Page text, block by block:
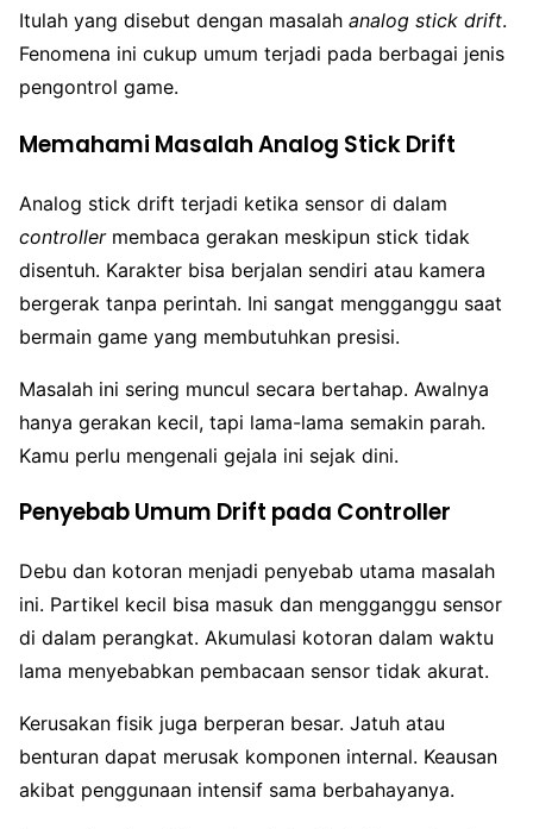
Itulah yang disebut dengan masalah analog stick drift.
Fenomena ini cukup umum terjadi pada berbagai jenis
pengontrol game.
Memahami Masalah Analog Stick Drift
Analog stick drift terjadi ketika sensor di dalam
controllermembaca gerakan meskipun stick tidak
disentuh. Karakter bisa berjalan sendiri atau kamera
bergerak tanpa perintah. Ini sangat mengganggu saat
bermain game yang membutuhkan presisi.
Masalah ini sering muncul secara bertahap. Awalnya
hanya gerakan kecil, tapi lama-lama semakin parah.
Kamu perlu mengenali gejala ini sejak dini.
Penyebab Umum Drift pada Controller
Debu dan kotoran menjadi penyebab utama masalah
ini. Partikel kecil bisa masuk dan mengganggu sensor
di dalam perangkat. Akumulasi kotoran dalam waktu
lama menyebabkan pembacaan sensor tidak akurat.
Kerusakan fisik juga berperan besar. Jatuh atau
benturan dapat merusak komponen internal. Keausan
akibat penggunaan intensif sama berbahayanya.